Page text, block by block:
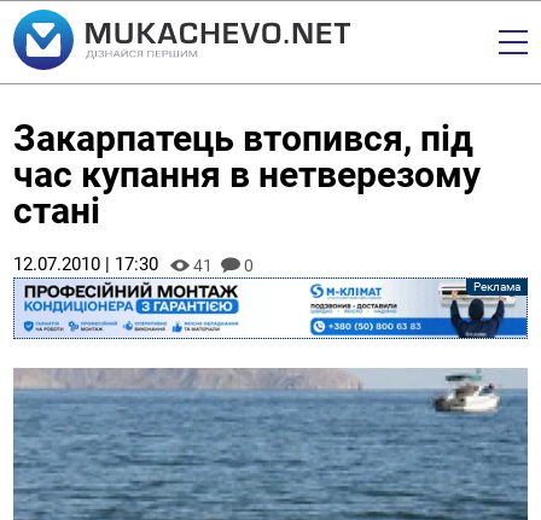
Закарпатець втопився, під
час купання в нетверезому
стані
12.07.2010 | 17:30 41 0